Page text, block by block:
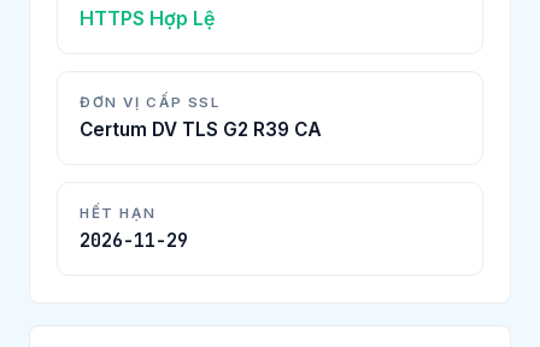
HTTPS Hợp Lệ
ĐƠN VỊ CẤP SSL
Certum DV TLS G2 R39 CA
HẾT HẠN
2026-11-29